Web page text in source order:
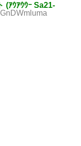
(ｱｳｱｳｳｰ Sa21-